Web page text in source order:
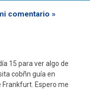
comentario »
15 para ver algo de
cobñn guía en
Espero me